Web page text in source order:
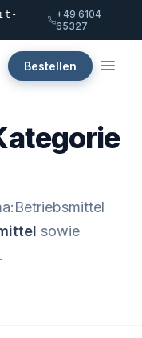
+49 6104
65327
Bestellen
sowie